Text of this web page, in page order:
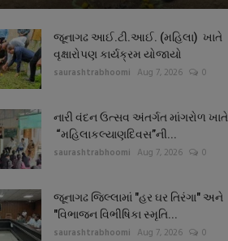
જૂનાગઢ આઈ.ટી.આઈ. (મહિલા) ખાતે
વૃક્ષારોપણ કાર્યક્રમ યોજાયો
saurashtrabhoomi Aug 7, 2026 0
નારી વંદન ઉત્સવ અંતર્ગત માંગરોળ ખાતે
“મહિલાકલ્યાણદિવસ”ની...
saurashtrabhoomi Aug 7, 2026 0
જૂનાગઢ જિલ્લામાં "હર ઘર તિરંગા" અને
"વિભાજન વિભીષિકા સ્મૃતિ...
saurashtrabhoomi Aug 7, 2026 0